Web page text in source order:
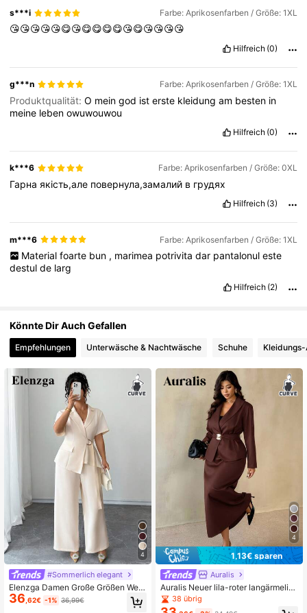
4,73 654K Follower
s***i Farbe: Aprikosenfarben / Größe: 1XL
😘😘😘😘😘😋😘😋😋😋😋😘😋😘😘😘😘
Hilfreich (0)
g***n Farbe: Aprikosenfarben / Größe: 1XL
Produktqualität:O meingod isterste kleidungam besten in
meine lebenowuwouwou
Hilfreich (0)
k***6 Farbe: Aprikosenfarben / Größe: 0XL
Гарна якість,але повернула,замалий в грудях
Hilfreich (3)
m***6 Farbe: Aprikosenfarben / Größe: 1XL
Material foarte bun , marimea potrivita dar pantalonul este
destulde larg
Hilfreich (2)
Könnte Dir Auch Gefallen
Empfehlungen Unterwäsche & Nachtwäsche Schuhe
4
#Sommerlich elegant
Elenzga Damen Große Größen Weiß
Eleganter Formeller Sommer Arbeits
anzug Set,Reverskragen Blazer Ja
36,62€ -1% 36,99€
4
1,13€ sparen
Auralis
Auralis Neuer lila-roter langärmelig
er taillierter Blazer mit Metallschnall
e und figurbetontem Meerjungfrau-
38 übrig